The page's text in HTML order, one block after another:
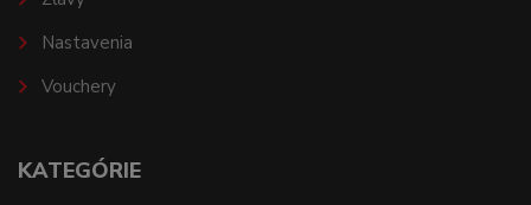
Nastavenia
Vouchery
KATEGÓRIE